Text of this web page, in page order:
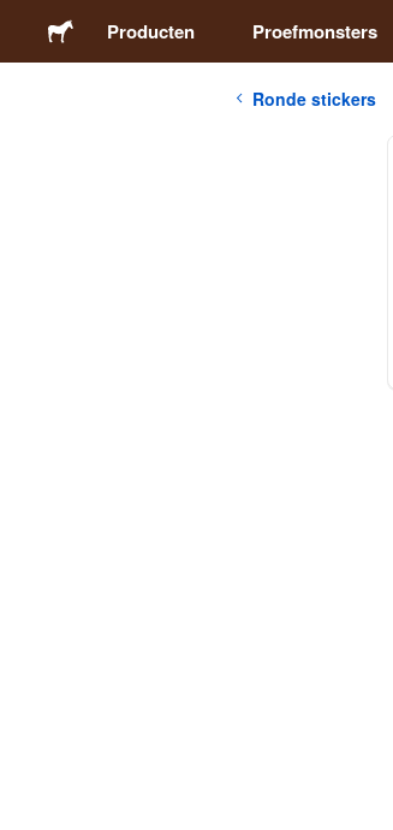
Producten Proefmonsters
Ronde stickers